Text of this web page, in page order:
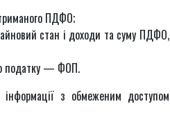
ПДФО;
стан і доходи та суму ПДФО,
податку — ФОП.
з обмеженим доступом